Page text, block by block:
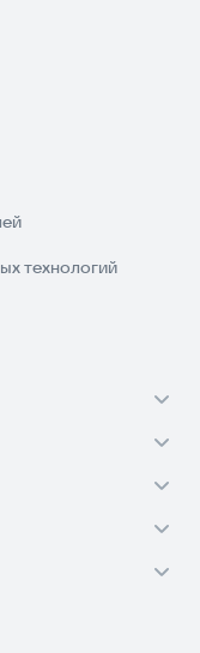
технологий